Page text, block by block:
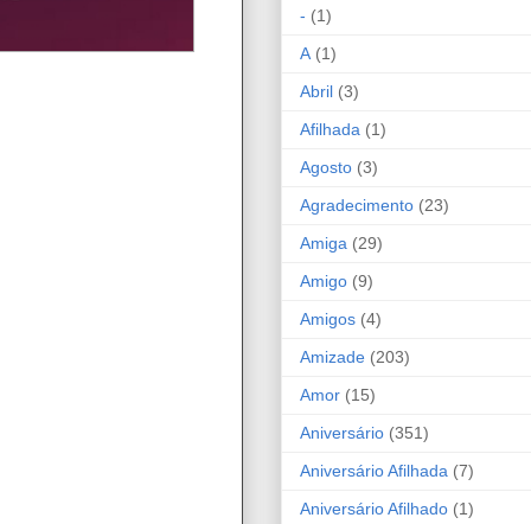
- (1)
A (1)
Abril (3)
Afilhada (1)
Agosto (3)
Agradecimento (23)
Amiga (29)
Amigo (9)
Amigos (4)
Amizade (203)
Amor (15)
Aniversário (351)
Aniversário Afilhada (7)
Aniversário Afilhado (1)